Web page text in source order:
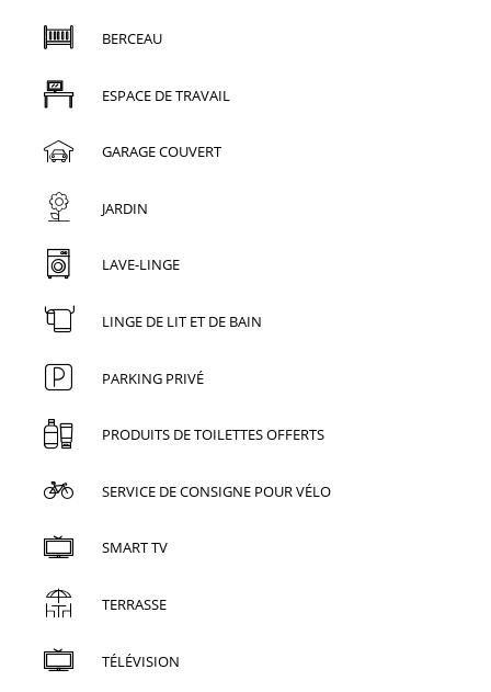
BERCEAU
ESPACE DE TRAVAIL
GARAGE COUVERT
JARDIN
LAVE-LINGE
LINGE DE LIT ET DE BAIN
PARKING PRIVÉ
PRODUITS DE TOILETTES OFFERTS
SERVICE DE CONSIGNE POUR VÉLO
SMART TV
TERRASSE
TÉLÉVISION